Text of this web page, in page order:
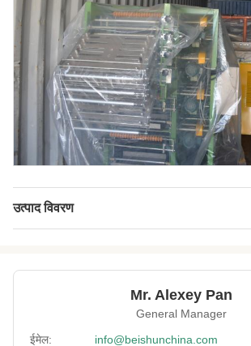
उत्पाद विवरण
Color: हरा या नीला
Applicant: मोटरसाइकिल/साइकिल/लाइट
Mr. Alexey Pan
General Manager
ईमेल:
info@beishunchina.com